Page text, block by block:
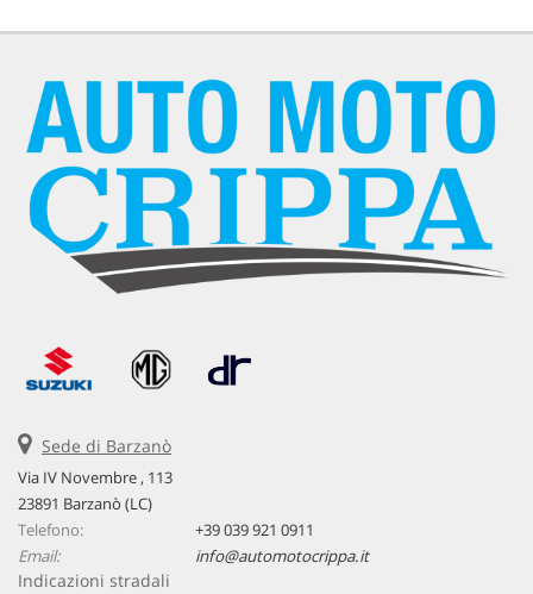
Sede di Barzanò
Via IV Novembre , 113
23891 Barzanò (LC)
Telefono:
+39 039 921 0911
Email:
info@automotocrippa.it
Indicazioni stradali